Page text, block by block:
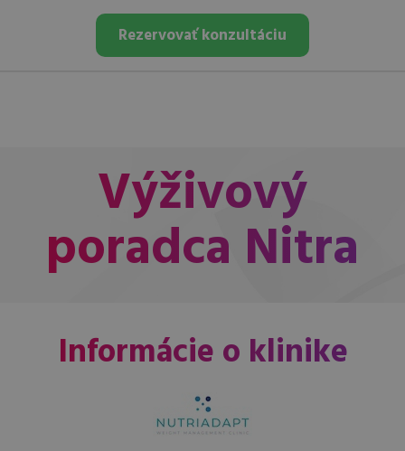
Rezervovať konzultáciu
Výživový
poradca Nitra
Informácie o klinike